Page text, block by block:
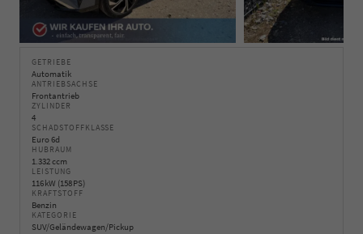
GETRIEBE
Automatik
ANTRIEBSACHSE
Frontantrieb
ZYLINDER
4
SCHADSTOFFKLASSE
Euro 6d
HUBRAUM
1.332 ccm
LEISTUNG
116 kW (158 PS)
KRAFTSTOFF
Benzin
KATEGORIE
SUV/Geländewagen/Pickup